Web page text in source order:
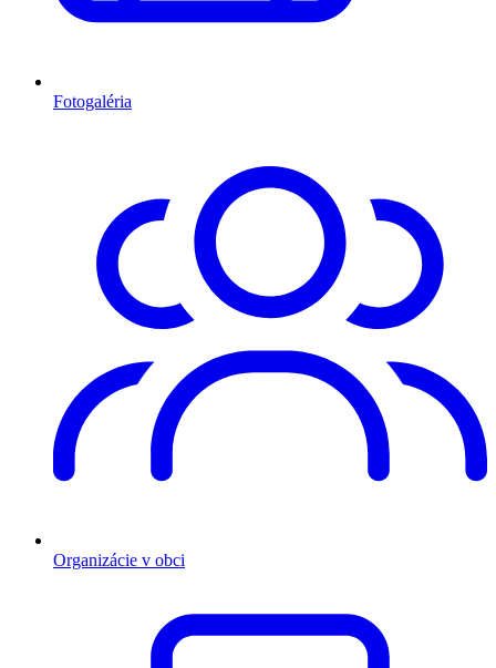
Fotogaléria
Organizácie v obci